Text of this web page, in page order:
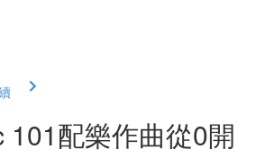
101配樂作曲從0開